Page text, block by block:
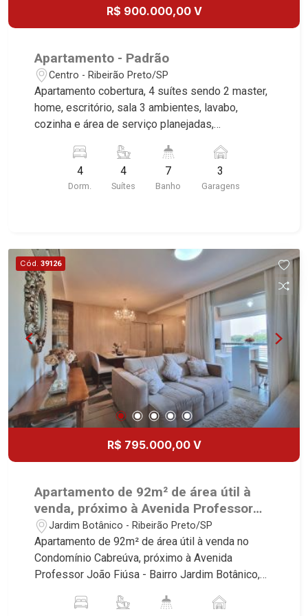
R$ 900.000,00 V
Apartamento - Padrão
Centro - Ribeirão Preto/SP
Apartamento cobertura, 4 suítes sendo 2 master,
home, escritório, sala 3 ambientes, lavabo,
cozinha e área de serviço planejadas,
planejada com churrasqueira, balcão refrigerado,
piscina privativa, vestiário, vista contemplativa,
sacada, rico em armários, 3 vagas cobertas, box
4
Dorm.
4
Suítes
7
Banho
3
Garagens
Cód. 39126
R$ 795.000,00 V
Apartamento de 92m² de área útil à
venda, próximo à Avenida Professor
João Fiúsa - Ribeirão Preto/SP.
Jardim Botânico - Ribeirão Preto/SP
Apartamento de 92m² de área útil à venda no
Condomínio Cabreúva, próximo à Avenida
Professor João Fiúsa - Bairro Jardim Botânico,
deste imóvel que a Martinelli Imobiliária